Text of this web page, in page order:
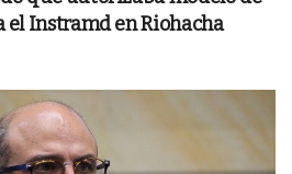
Instramd en Riohacha